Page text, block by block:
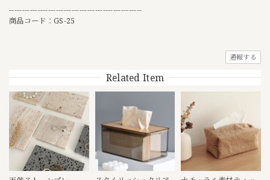
---------------------------------------------------
商品コード：GS-25
通報する
Related Item